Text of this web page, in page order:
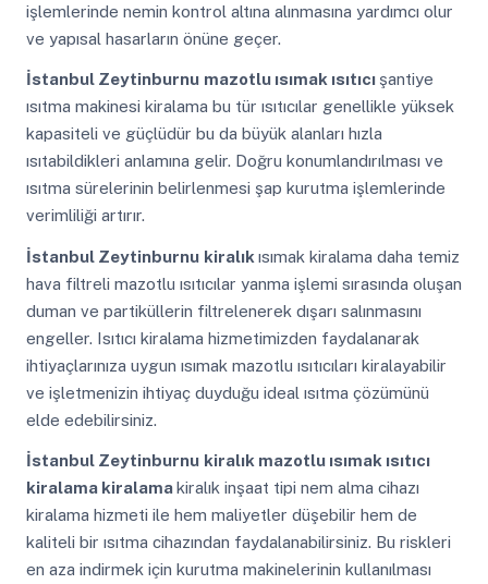
işlemlerinde nemin kontrol altına alınmasına yardımcı olur
ve yapısal hasarların önüne geçer.
İstanbul Zeytinburnu mazotlu ısımak ısıtıcı şantiye
ısıtma makinesi kiralama bu tür ısıtıcılar genellikle yüksek
kapasiteli ve güçlüdür bu da büyük alanları hızla
ısıtabildikleri anlamına gelir. Doğru konumlandırılması ve
ısıtma sürelerinin belirlenmesi şap kurutma işlemlerinde
verimliliği artırır.
İstanbul Zeytinburnu kiralık ısımak kiralama daha temiz
hava filtreli mazotlu ısıtıcılar yanma işlemi sırasında oluşan
duman ve partiküllerin filtrelenerek dışarı salınmasını
engeller. Isıtıcı kiralama hizmetimizden faydalanarak
ihtiyaçlarınıza uygun ısımak mazotlu ısıtıcıları kiralayabilir
ve işletmenizin ihtiyaç duyduğu ideal ısıtma çözümünü
elde edebilirsiniz.
İstanbul Zeytinburnu kiralık mazotlu ısımak ısıtıcı
kiralama kiralama kiralık inşaat tipi nem alma cihazı
kiralama hizmeti ile hem maliyetler düşebilir hem de
kaliteli bir ısıtma cihazından faydalanabilirsiniz. Bu riskleri
en aza indirmek için kurutma makinelerinin kullanılması